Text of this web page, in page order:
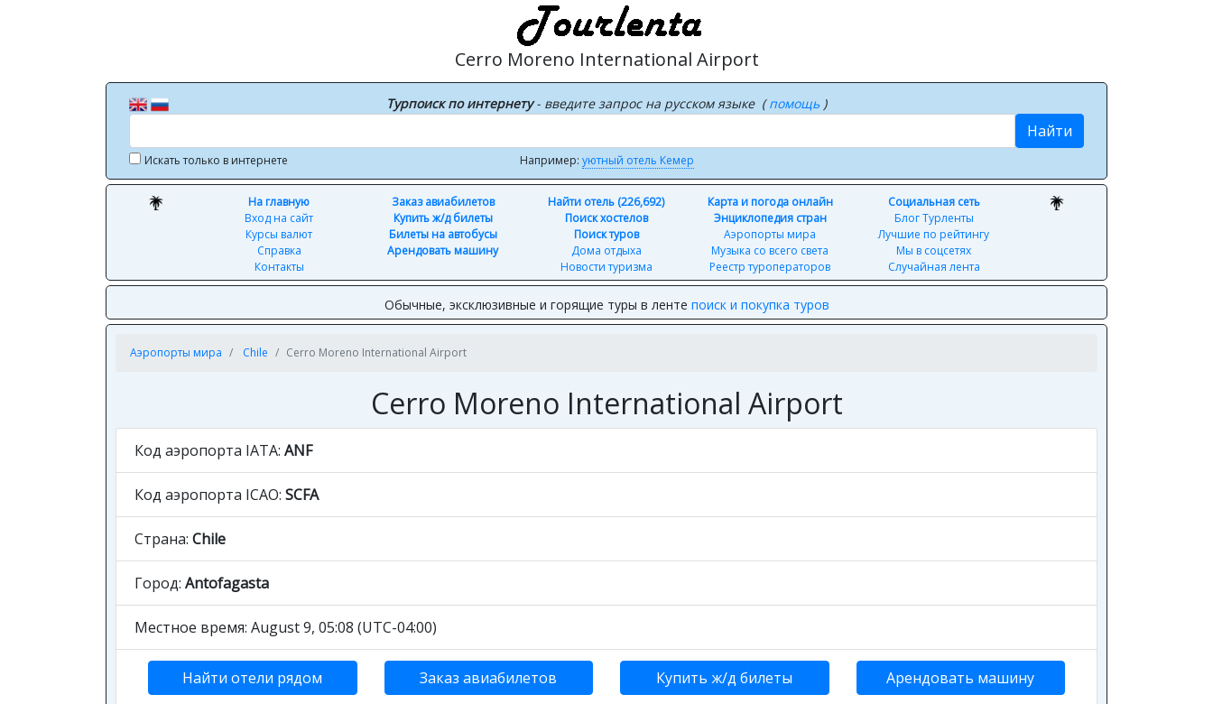
Cerro Moreno International Airport
Турпоиск по интернету- введите запрос на русском языке (помощь )
Найти
Искать только в интернете Например: уютный отель Кемер
На главную
Вход на сайт
Курсы валют
Справка
Контакты
Заказ авиабилетов
Купить ж/д билеты
Билеты на автобусы
Арендовать машину
Найти отель (226,692)
Поиск хостелов
Поиск туров
Дома отдыха
Новости туризма
Карта и погода онлайн
Энциклопедия стран
Аэропорты мира
Музыка со всего света
Реестр туроператоров
Социальная сеть
Блог Турленты
Лучшие по рейтингу
Мы в соцсетях
Случайная лента
Обычные, эксклюзивные и горящие туры в ленте поиск и покупка туров
Аэропорты мира Chile Cerro Moreno International Airport
Cerro Moreno International Airport
Код аэропорта IATA: ANF
Код аэропорта ICAO: SCFA
Страна: Chile
Город: Antofagasta
Местное время: August 9, 05:08 (UTC-04:00)
Найти отели рядом Заказ авиабилетов Купить ж/д билеты Арендовать машину